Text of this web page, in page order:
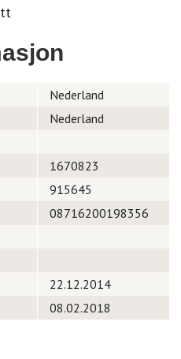
Nederland
Nederland
1670823
915645
08716200198356
22.12.2014
08.02.2018